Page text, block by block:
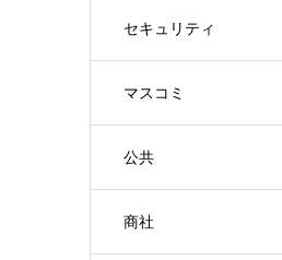
セキュリティ
マスコミ
公共
商社